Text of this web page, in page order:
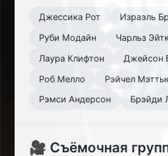
Джессика Рот
Израэль
Руби Модайн
Чарльз
Лаура Клифтон
Джейсон
Роб Мелло
Рэйчел
Рэмси Андерсон
Брэйди
🎥 Съёмочная